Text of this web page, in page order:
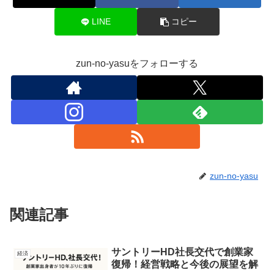
LINE コピー
zun-no-yasuをフォローする
zun-no-yasu
関連記事
経済
サントリーHD社長交代で創業家
復帰！経営戦略と今後の展望を解